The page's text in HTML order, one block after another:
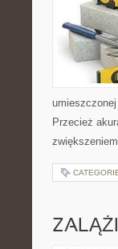
Przecież